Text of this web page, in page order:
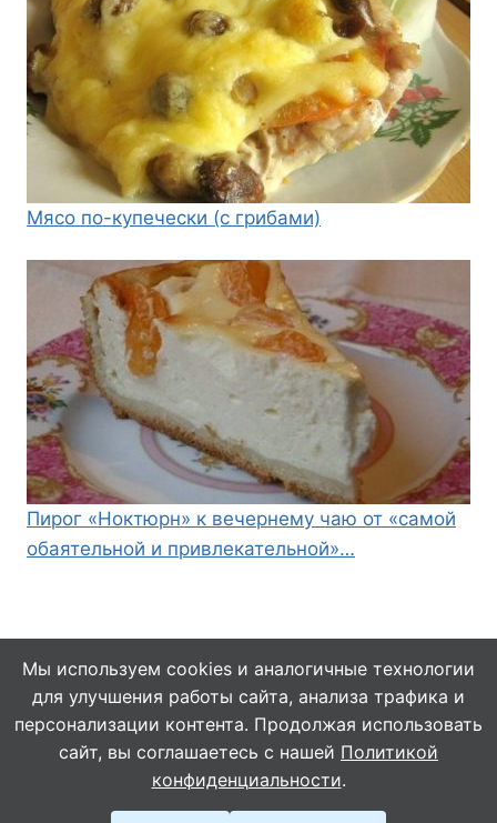
Мясо по-купечески (с грибами)
Пирог «Ноктюрн» к вечернему чаю от «самой
обаятельной и привлекательной»…
© 2026 Кулинарушка - Вкусные Рецепты
Мы используем cookies и аналогичные технологии
для улучшения работы сайта, анализа трафика и
персонализации контента. Продолжая использовать
сайт, вы соглашаетесь с нашей Политикой
конфиденциальности.